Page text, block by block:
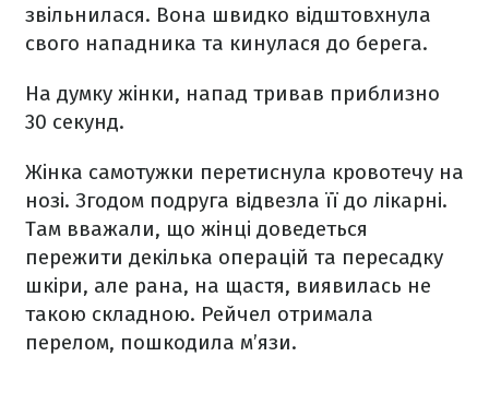
звільнилася. Вона швидко відштовхнула
свого нападника та кинулася до берега.
На думку жінки, напад тривав приблизно
30 секунд.
Жінка самотужки перетиснула кровотечу на
нозі. Згодом подруга відвезла її до лікарні.
Там вважали, що жінці доведеться
пережити декілька операцій та пересадку
шкіри, але рана, на щастя, виявилась не
такою складною. Рейчел отримала
перелом, пошкодила м’язи.